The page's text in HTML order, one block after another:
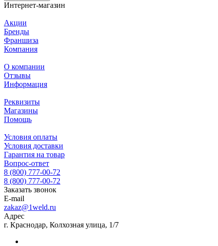
Интернет-магазин
Акции
Бренды
Франшиза
Компания
О компании
Отзывы
Информация
Реквизиты
Магазины
Помощь
Условия оплаты
Условия доставки
Гарантия на товар
Вопрос-ответ
8 (800) 777-00-72
8 (800) 777-00-72
Заказать звонок
E-mail
zakaz@1weld.ru
Адрес
г. Краснодар, Колхозная улица, 1/7